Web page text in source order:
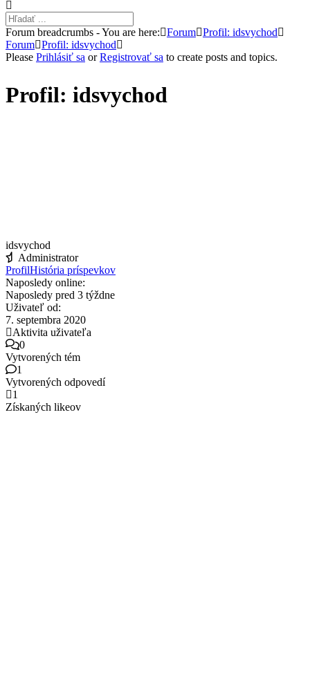
Forum breadcrumbs - You are here: Forum Profil: idsvychod
Forum Profil: idsvychod
Please Prihlásiť sa orRegistrovať sa to create posts and topics.
Profil: idsvychod
idsvychod
Administrator
ProfilHistória príspevkov
Naposledy online:
Naposledy pred 3 týždne
Uživateľ od:
7. septembra 2020
Aktivita uživateľa
0
Vytvorených tém
1
Vytvorených odpovedí
1
Získaných likeov